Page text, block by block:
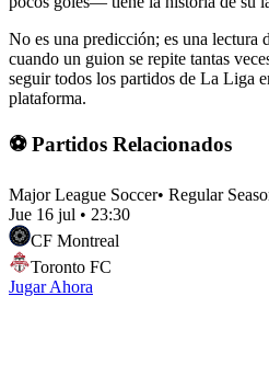
No es una predicción; es una lectura
cuando un guion se repite tantas
seguir todos los partidos de La Liga
plataforma.
⚽ Partidos Relacionados
Major League Soccer• Regular
Jue 16 jul • 23:30
CF Montreal
Toronto FC
Jugar Ahora